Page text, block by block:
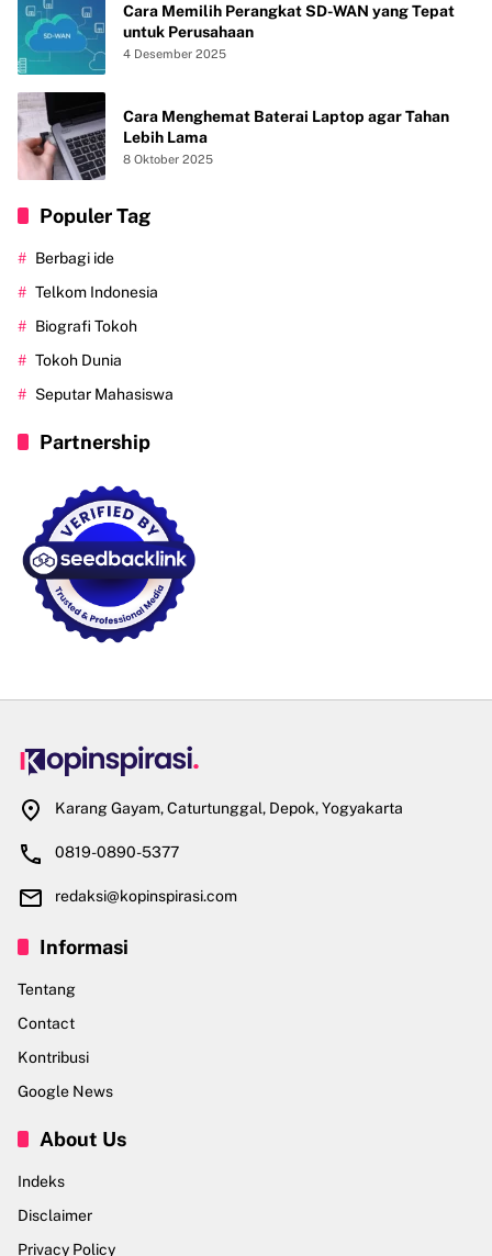
Cara Memilih Perangkat SD-WAN yang Tepat
untuk Perusahaan
4 Desember 2025
Cara Menghemat Baterai Laptop agar Tahan
Lebih Lama
8 Oktober 2025
Populer Tag
Berbagi ide
Telkom Indonesia
Biografi Tokoh
Tokoh Dunia
Seputar Mahasiswa
Partnership
Karang Gayam, Caturtunggal, Depok, Yogyakarta
0819-0890-5377
redaksi@kopinspirasi.com
Informasi
Tentang
Contact
Kontribusi
Google News
About Us
Indeks
Disclaimer
Privacy Policy